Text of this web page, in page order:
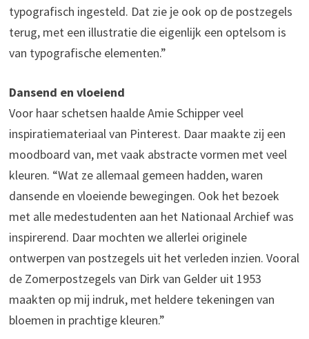
typografisch ingesteld. Dat zie je ook op de postzegels
terug, met een illustratie die eigenlijk een optelsom is
van typografische elementen.”
Dansend en vloeiend
Voor haar schetsen haalde Amie Schipper veel
inspiratiemateriaal van Pinterest. Daar maakte zij een
moodboard van, met vaak abstracte vormen met veel
kleuren. “Wat ze allemaal gemeen hadden, waren
dansende en vloeiende bewegingen. Ook het bezoek
met alle medestudenten aan het Nationaal Archief was
inspirerend. Daar mochten we allerlei originele
ontwerpen van postzegels uit het verleden inzien. Vooral
de Zomerpostzegels van Dirk van Gelder uit 1953
maakten op mij indruk, met heldere tekeningen van
bloemen in prachtige kleuren.”